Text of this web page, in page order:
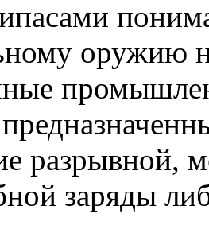
оружию
разрывной,
заряды